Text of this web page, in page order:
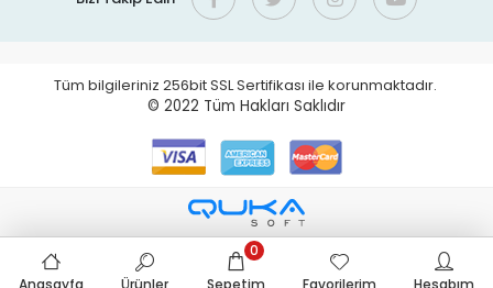
Tüm bilgileriniz 256bit SSL Sertifikası ile korunmaktadır.
© 2022 Tüm Hakları Saklıdır
Anasayfa Ürünler Sepetim
0
Favorilerim
Hesabım